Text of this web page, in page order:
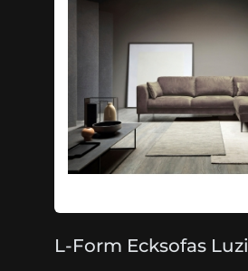
L-Form Ecksofas Luzi